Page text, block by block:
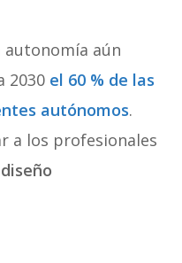
autonomía aún
2030 el 60 % de las
autónomos.
a los profesionales